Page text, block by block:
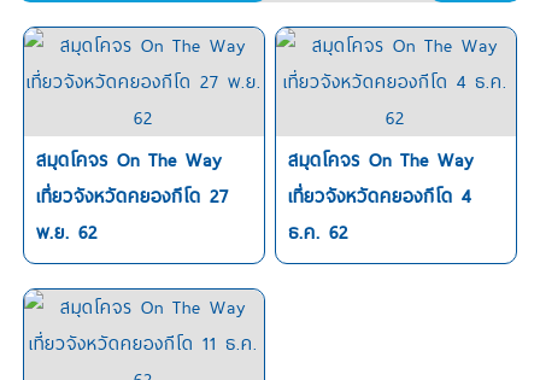
สมุดโคจร On The Way
เที่ยวจังหวัดคยองกีโด 27
พ.ย. 62
สมุดโคจร On The Way
เที่ยวจังหวัดคยองกีโด 4
ธ.ค. 62